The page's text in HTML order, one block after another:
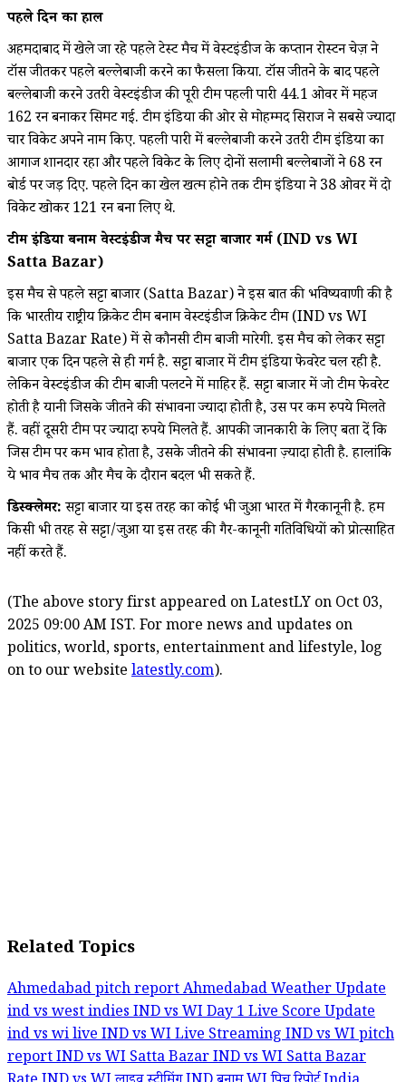
पहले दिन का हाल
अहमदाबाद में खेले जा रहे पहले टेस्ट मैच में वेस्टइंडीज के कप्तान रोस्टन चेज़ ने
टॉस जीतकर पहले बल्लेबाजी करने का फैसला किया. टॉस जीतने के बाद पहले
बल्लेबाजी करने उतरी वेस्टइंडीज की पूरी टीम पहली पारी 44.1 ओवर में महज
162 रन बनाकर सिमट गई. टीम इंडिया की ओर से मोहम्मद सिराज ने सबसे ज्यादा
चार विकेट अपने नाम किए. पहली पारी में बल्लेबाजी करने उतरी टीम इंडिया का
आगाज शानदार रहा और पहले विकेट के लिए दोनों सलामी बल्लेबाजों ने 68 रन
बोर्ड पर जड़ दिए. पहले दिन का खेल खत्म होने तक टीम इंडिया ने 38 ओवर में दो
विकेट खोकर 121 रन बना लिए थे.
टीम इंडिया बनाम वेस्टइंडीज मैच पर सट्टा बाजार गर्म (IND vs WI
Satta Bazar)
इस मैच से पहले सट्टा बाजार (Satta Bazar) ने इस बात की भविष्यवाणी की है
कि भारतीय राष्ट्रीय क्रिकेट टीम बनाम वेस्टइंडीज क्रिकेट टीम (IND vs WI
Satta Bazar Rate) में से कौनसी टीम बाजी मारेगी. इस मैच को लेकर सट्टा
बाजार एक दिन पहले से ही गर्म है. सट्टा बाजार में टीम इंडिया फेवरेट चल रही है.
लेकिन वेस्टइंडीज की टीम बाजी पलटने में माहिर हैं. सट्टा बाजार में जो टीम फेवरेट
होती है यानी जिसके जीतने की संभावना ज्यादा होती है, उस पर कम रुपये मिलते
हैं. वहीं दूसरी टीम पर ज्यादा रुपये मिलते हैं. आपकी जानकारी के लिए बता दें कि
जिस टीम पर कम भाव होता है, उसके जीतने की संभावना ज़्यादा होती है. हालांकि
ये भाव मैच तक और मैच के दौरान बदल भी सकते हैं.
डिस्क्लेमर:सट्टा बाजार या इस तरह का कोई भी जुआ भारत में गैरकानूनी है. हम
किसी भी तरह से सट्टा/जुआ या इस तरह की गैर-कानूनी गतिविधियों को प्रोत्साहित
नहीं करते हैं.
(The above story first appeared on LatestLY on Oct 03,
2025 09:00 AM IST. For more news and updates on
politics, world, sports, entertainment and lifestyle, log
on to our website latestly.com).
Related Topics
Ahmedabad pitch reportAhmedabad Weather Update
ind vs west indiesIND vs WI Day 1 Live Score Update
ind vs wi liveIND vs WI Live StreamingIND vs WI pitch
reportIND vs WI Satta BazarIND vs WI Satta Bazar